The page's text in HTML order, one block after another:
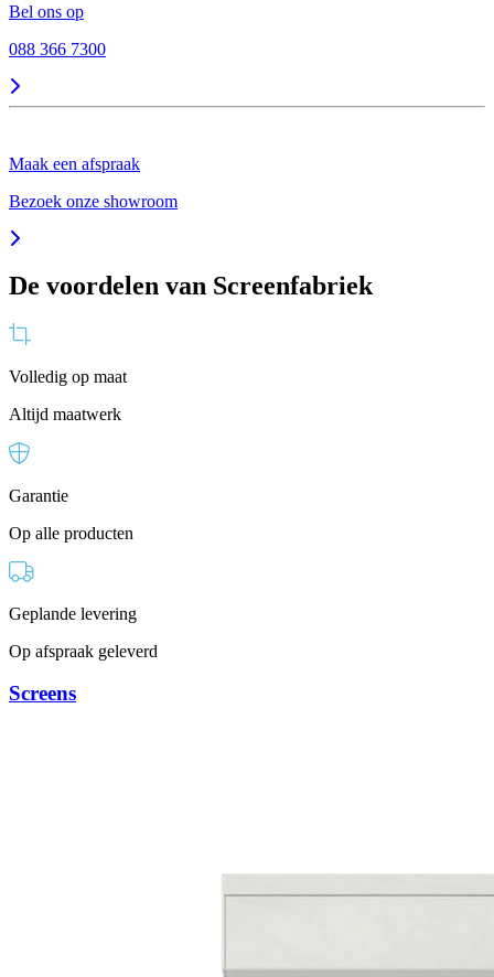
Bel ons op
088 366 7300
Maak een afspraak
Bezoek onze showroom
De voordelen van Screenfabriek
Volledig op maat
Altijd maatwerk
Garantie
Op alle producten
Geplande levering
Op afspraak geleverd
Screens